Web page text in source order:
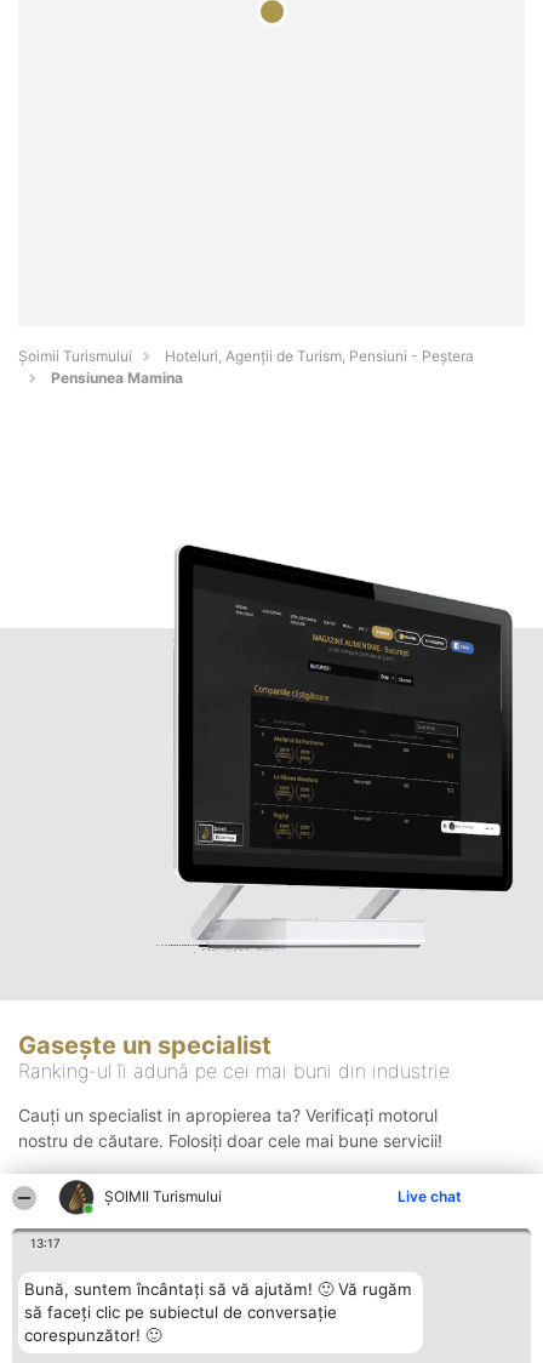
ȘOIMII Turismului Live chat
13:17
Bună, suntem încântați să vă ajutăm! 🙂 Vă rugăm
să faceți clic pe subiectul de conversație
corespunzător! 🙂
Șoimii Turismului
Hoteluri, Agenții de Turism, Pensiuni - Peştera
Pensiunea Mamina
Gasește un specialist
Ranking-ul îi adună pe cei mai buni din industrie
Cauți un specialist in apropierea ta? Verificați motorul
nostru de căutare. Folosiți doar cele mai bune servicii!